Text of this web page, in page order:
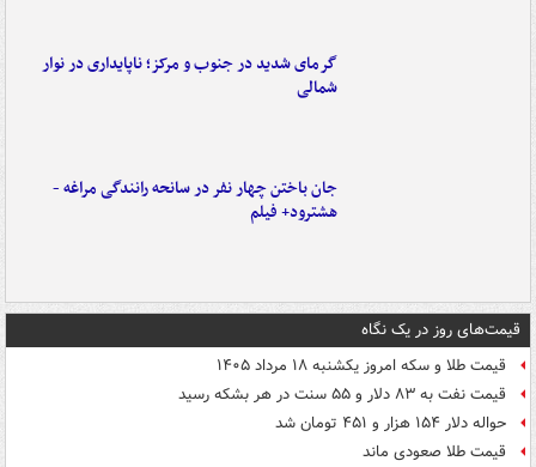
گرمای شدید در جنوب و مرکز؛ ناپایداری در نوار
شمالی
جان باختن چهار نفر در سانحه رانندگی مراغه -
هشترود+ فیلم
قیمت‌های روز در یک نگاه
قیمت طلا و سکه امروز یکشنبه ۱۸ مرداد ۱۴۰۵
قیمت نفت به ۸۳ دلار و ۵۵ سنت در هر بشکه رسید
حواله دلار ۱۵۴ هزار و ۴۵۱ تومان شد
قیمت طلا صعودی ماند